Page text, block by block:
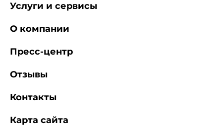
Услуги и сервисы
О компании
Пресс-центр
Отзывы
Контакты
Карта сайта